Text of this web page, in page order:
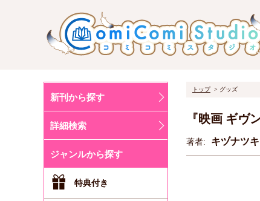
新刊から探す
詳細検索
ジャンルから探す
特典付き
トップ グッズ
『映画 ギヴ
著者: キヅナツキ